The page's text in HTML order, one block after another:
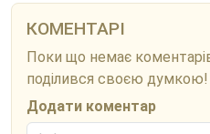
КОМЕНТАРІ
Поки що немає
поділився своєю думкою!
Додати коментар